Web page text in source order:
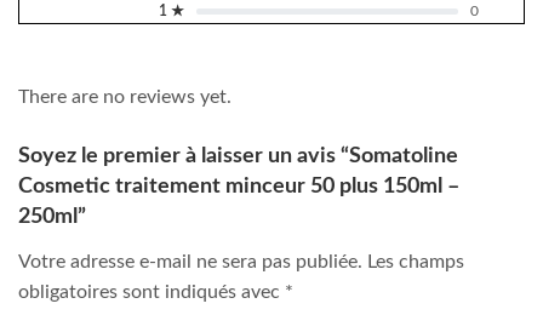
1 ★
0
There are no reviews yet.
Soyez le premier à laisser un avis “Somatoline
Cosmetic traitement minceur 50 plus 150ml –
250ml”
Votre adresse e-mail ne sera pas publiée. Les champs
obligatoires sont indiqués avec *